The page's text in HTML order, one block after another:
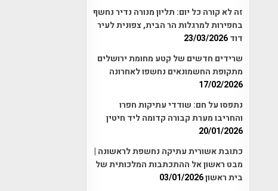
זה לא קורה כל יום: תליון מנורה נדיר נחשף
בחפירות למרגלות הר הבית, צפונית לעיר
דוד23/03/2026
שרידים חדשים של קטע מחומת ירושלים
מתקופת החשמונאים נחשפו לאחרונה
17/02/2026
נתפסו על חם: שודדי עתיקות חפרו
והחריבו מערת קבורה קדומה ליד חיטין
20/01/2026
כתובת אשורית עתיקה נחשפת לראשונה |
מבט ראשון אל ההתכתבות המלכותית של
בית ראשון03/01/2026